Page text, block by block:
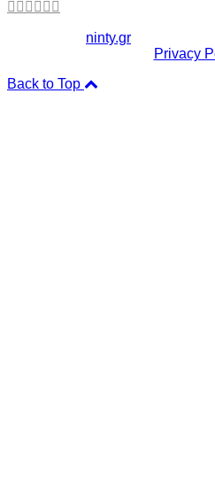
ninty.gr
Privacy
Back to Top